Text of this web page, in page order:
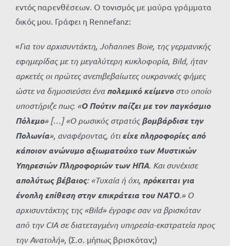
εντός παρενθέσεων. Ο τονισμός με μαύρα γράμματα
δικός μου. Γράφει η Rennefanz:
«Για τον αρχισυντάκτη, JohannesBoie, της γερμανικής
εφημερίδας με τη μεγαλύτερη κυκλοφορία, Bild, ήταν
αρκετές οι πρώτες ανεπιβεβαίωτες ουκρανικές φήμες
ώστε να δημοσιεύσει έναπολεμικό κείμενοστο οποίο
υποστήριζε πως: «Ο Πούτιν παίζει με τον παγκόσμιο
Πόλεμο» […] «Ο ρωσικός στρατόςβομβάρδισε την
Πολωνία», αναφέροντας, ότιείχε πληροφορίες από
κάποιον ανώνυμο αξιωματούχο των Μυστικών
Υπηρεσιών Πληροφοριών των ΗΠΑ. Και συνέχισε
απολύτως βέβαιος: «Τυχαία ή όχι, πρόκειται για
ένοπλη επίθεση στην επικράτεια του ΝΑΤΟ.» O
αρχισυντάκτης της «Bild» έγραφε σαν να βρισκόταν
από την CIA σε διατεταγμένη υπηρεσία-εκστρατεία προς
την Ανατολή», (Σ.σ. μήπως βρισκόταν;)